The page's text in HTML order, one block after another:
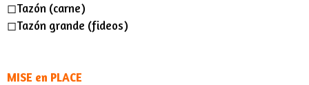
◻︎Tazón (carne)
◻︎Tazón grande (fideos)
MISE en PLACE